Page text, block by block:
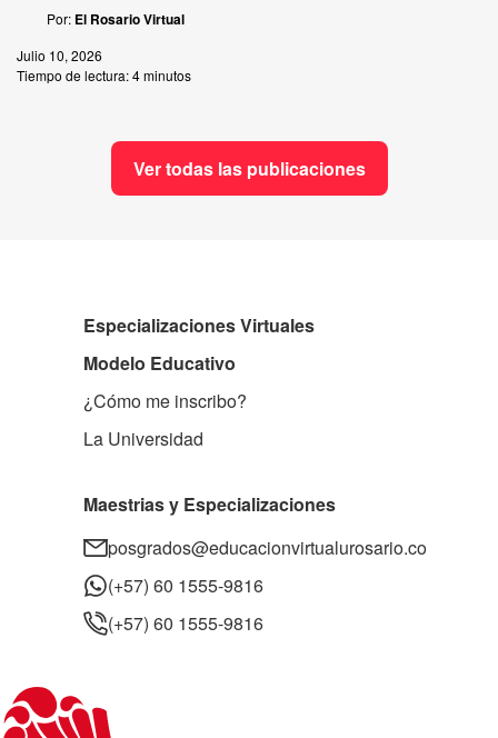
Por: El Rosario Virtual
Julio 10, 2026
Tiempo de lectura:4 minutos
Ver todas las publicaciones
Especializaciones Virtuales
Modelo Educativo
¿Cómo me inscribo?
La Universidad
Maestrias y Especializaciones
posgrados@educacionvirtualurosario.co
(+57) 60 1555-9816
(+57) 60 1555-9816